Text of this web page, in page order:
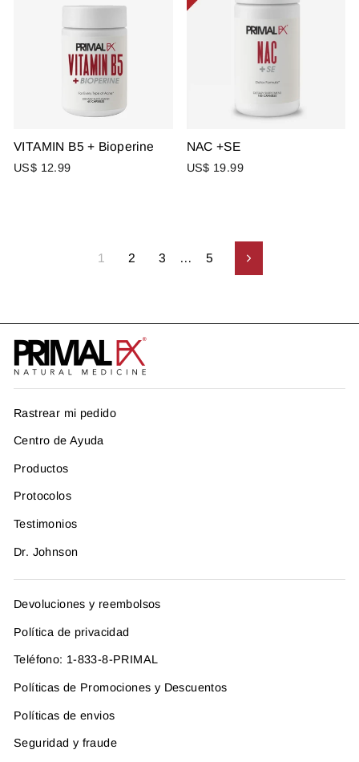
VITAMIN B5 + Bioperine
US$ 12.99
NAC +SE
US$ 19.99
1 2 3 … 5 Siguiente
Rastrear mi pedido
Centro de Ayuda
Productos
Protocolos
Testimonios
Dr. Johnson
Devoluciones y reembolsos
Política de privacidad
Teléfono: 1-833-8-PRIMAL
Políticas de Promociones y Descuentos
Políticas de envios
Seguridad y fraude